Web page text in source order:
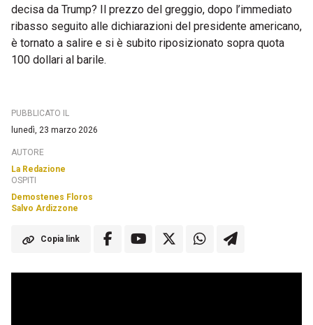
decisa da Trump? Il prezzo del greggio, dopo l’immediato
ribasso seguito alle dichiarazioni del presidente americano,
è tornato a salire e si è subito riposizionato sopra quota
100 dollari al barile.
PUBBLICATO IL
lunedì, 23 marzo 2026
AUTORE
La Redazione
OSPITI
Demostenes Floros
Salvo Ardizzone
Copia link